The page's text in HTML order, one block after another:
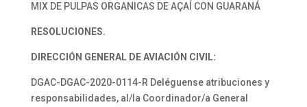
MIX DE PULPAS ORGANICAS DE AÇAÍ CON GUARANÁ
RESOLUCIONES.
DIRECCIÓN GENERAL DE AVIACIÓN CIVIL:
DGAC-DGAC-2020-0114-R Deléguense atribuciones y
responsabilidades, al/la Coordinador/a General